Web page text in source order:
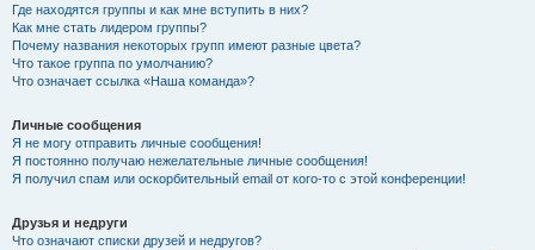
Где находятся группы и как мне вступить в них?
Как мне стать лидером группы?
Почему названия некоторых групп имеют разные цвета?
Что такое группа по умолчанию?
Что означает ссылка «Наша команда»?
Личные сообщения
Я не могу отправить личные сообщения!
Я постоянно получаю нежелательные личные сообщения!
Я получил спам или оскорбительный email от кого-то с этой конференции!
Друзья и недруги
Что означают списки друзей и недругов?